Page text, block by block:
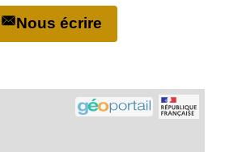
Nous écrire